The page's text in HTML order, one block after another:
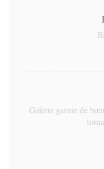
Galette garnie de